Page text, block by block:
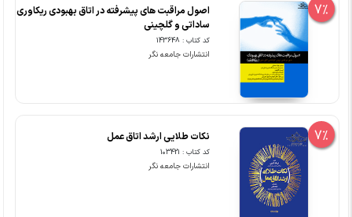
7%
اصول مراقبت های پیشرفته در اتاق بهبودی ریکاوری
ساداتی و گلچینی
کد کتاب : 143648
انتشارات جامعه نگر
7% نکات طلایی ارشد اتاق عمل
کد کتاب : 103421
انتشارات جامعه نگر